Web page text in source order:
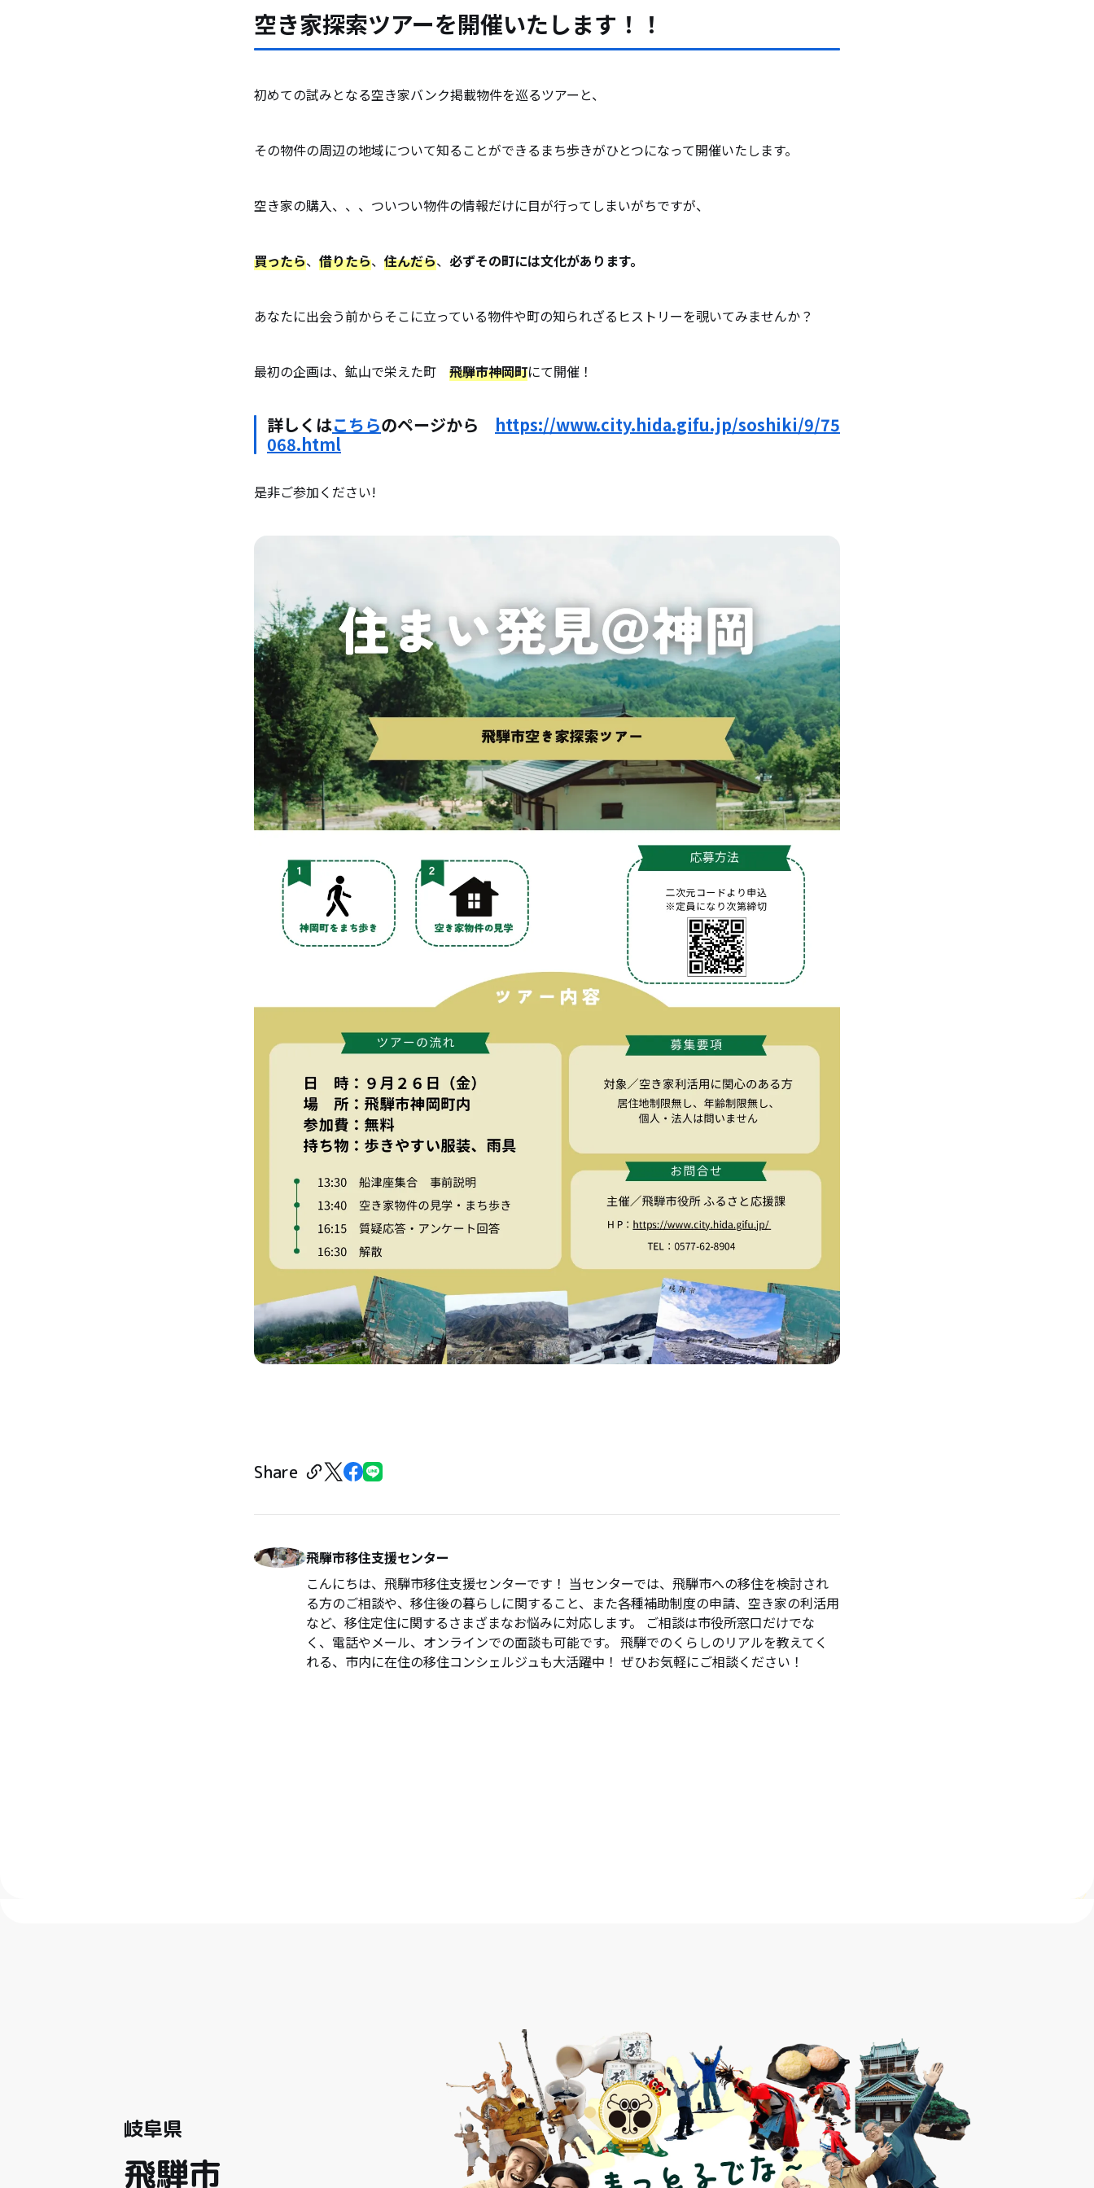
空き家探索ツアーを開催いたします！！
初めての試みとなる空き家バンク掲載物件を巡るツアーと、
その物件の周辺の地域について知ることができるまち歩きがひとつになって開催いたします。
空き家の購入、、、ついつい物件の情報だけに目が行ってしまいがちですが、
買ったら、 借りたら、 住んだら、 必ずその町には文化があります。
あなたに出会う前からそこに立っている物件や町の知られざるヒストリーを覗いてみませんか？
最初の企画は、鉱山で栄えた町 飛騨市神岡町にて開催！
詳しくはこちらのページから https://www.city.hida.gifu.jp/soshiki/9/75
068.html
是非ご参加ください!
Share
飛騨市移住支援センター
こんにちは、飛騨市移住支援センターです！ 当センターでは、飛騨市への移住を検討され
る方のご相談や、移住後の暮らしに関すること、また各種補助制度の申請、空き家の利活用
など、移住定住に関するさまざまなお悩みに対応します。 ご相談は市役所窓口だけでな
く、電話やメール、オンラインでの面談も可能です。 飛騨でのくらしのリアルを教えてく
れる、市内に在住の移住コンシェルジュも大活躍中！ ぜひお気軽にご相談ください！
岐阜県
飛騨市